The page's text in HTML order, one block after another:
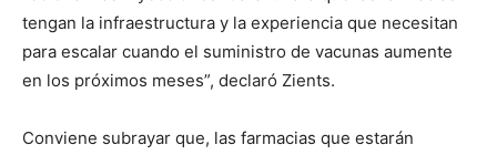
tengan la infraestructura y la experiencia que necesitan
para escalar cuando el suministro de vacunas aumente
en los próximos meses”, declaró Zients.
Conviene subrayar que, las farmacias que estarán